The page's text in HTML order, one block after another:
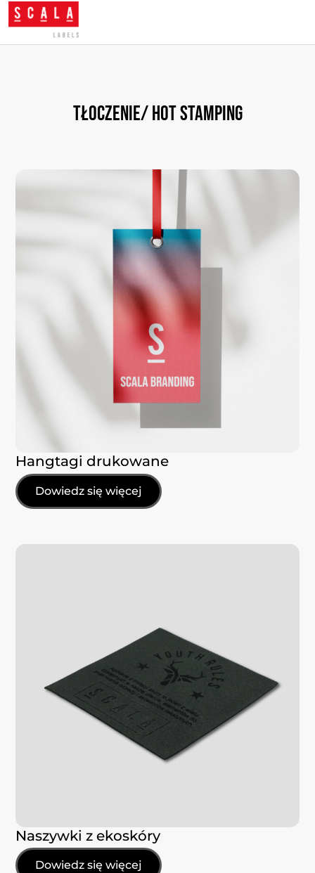
Tłoczenie/ hot stamping
Hangtagi drukowane
Dowiedz się więcej
Naszywki z ekoskóry
Dowiedz się więcej